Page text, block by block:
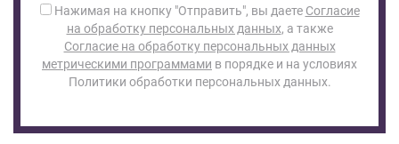
Нажимая на кнопку "Отправить", вы даете Согласие
на обработку персональных данных, а также
Согласие на обработку персональных данных
метрическими программами в порядке и на условиях
Политики обработки персональных данных.